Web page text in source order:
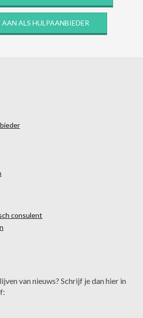
AAN ALS HULPAANBIEDER
consulent
van nieuws? Schrijf je dan hier in